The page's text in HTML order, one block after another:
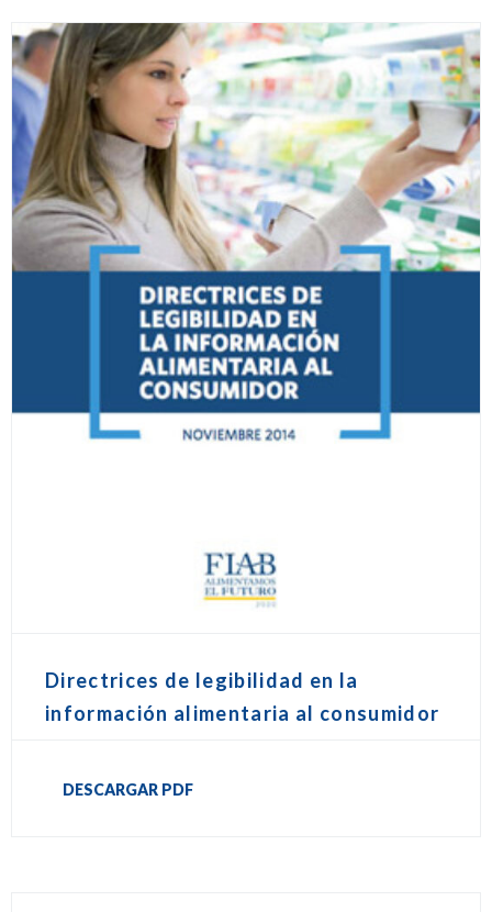
Directrices de legibilidad en la
información alimentaria al consumidor
DESCARGAR PDF